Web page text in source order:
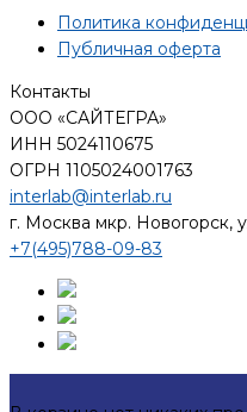
Политика
Публичная оферта
Контакты
ООО «САЙТЕГРА»
ИНН 5024110675
ОГРН 1105024001763
interlab@interlab.ru
г. Москва мкр. Новогорск,
+7(495)788-09-83